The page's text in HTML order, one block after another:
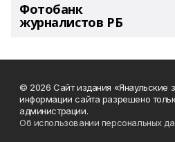
Фотобанк
журналистов РБ
© 2026 Сайт издания «Янаульские
информации сайта разрешено
администрации.
Об использовании персональных